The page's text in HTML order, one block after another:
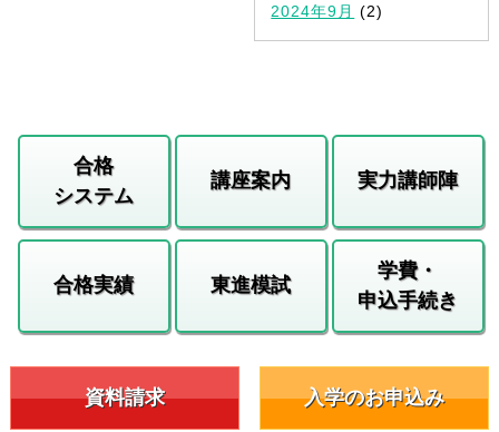
2024年9月 (2)
合格
システム
講座案内 実力講師陣
合格実績 東進模試
学費・
申込手続き
資料請求 入学のお申込み